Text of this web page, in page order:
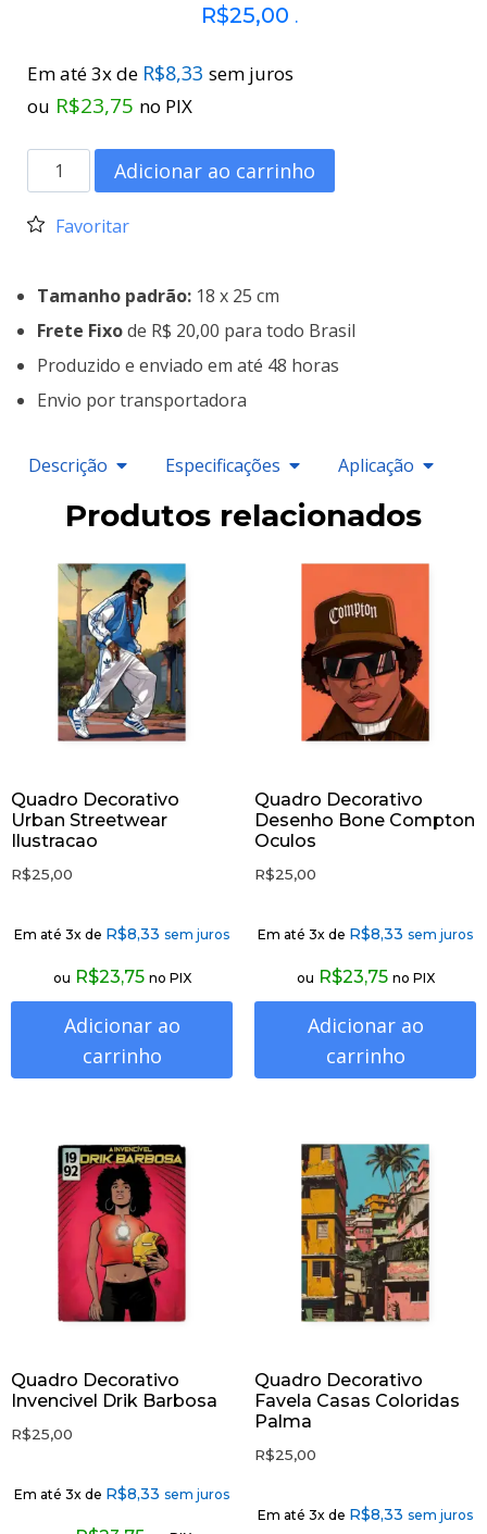
R$25,00 .
Em até 3x de R$8,33 sem juros
ou R$23,75 no PIX
Adicionar ao carrinho
Favoritar
Tamanho padrão: 18 x 25 cm
Frete Fixode R$ 20,00 para todo Brasil
Produzido e enviado em até 48 horas
Envio por transportadora
Descrição Especificações Aplicação
Produtos relacionados
Quadro Decorativo
Urban Streetwear
Ilustracao
R$25,00
Em até 3x de R$8,33 sem juros
ou R$23,75 no PIX
Adicionar ao
carrinho
Quadro Decorativo
Desenho Bone Compton
Oculos
R$25,00
Em até 3x de R$8,33 sem juros
ou R$23,75 no PIX
Adicionar ao
carrinho
Quadro Decorativo
Invencivel Drik Barbosa
R$25,00
Em até 3x de R$8,33 sem juros
Quadro Decorativo
Favela Casas Coloridas
Palma
R$25,00
Em até 3x de R$8,33 sem juros